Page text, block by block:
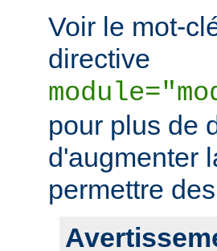
Voir le mot-
directive
pour plus de
d'augmenter
permettre